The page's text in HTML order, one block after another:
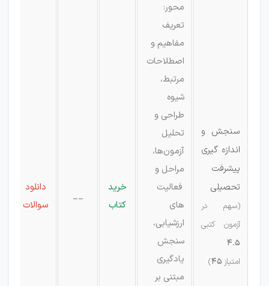
سنجش و
اندازه گیری
پیشرفت
تحصیلی
(سهم در
آزمون کتبی
4.5
امتیاز
)
محور:
تعریف
مفاهیم و
اصطلاحات
مرتبط،
شیوه
طراحی و
تحلیل
آزمون‌ها،
مراحل و
فعالیت
های
ارزشیابی،
سنجش
یادگیری
مبتنی بر
خرید
کتاب
__
دانلود
سوالات